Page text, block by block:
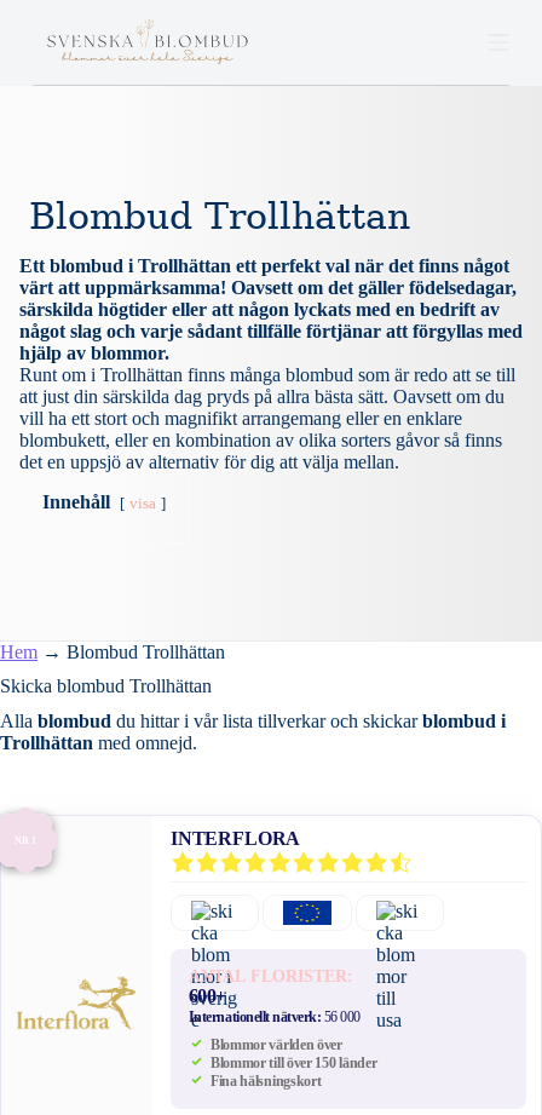
p
n
t
Blombud Trollhättan
Ett blombud i Trollhättan ett perfekt val när det finns något
värt att uppmärksamma! Oavsett om det gäller födelsedagar,
särskilda högtider eller att någon lyckats med en bedrift av
något slag och varje sådant tillfälle förtjänar att förgyllas med
hjälp av blommor.
Runt om i Trollhättan finns många blombud som är redo att se till
att just din särskilda dag pryds på allra bästa sätt. Oavsett om du
vill ha ett stort och magnifikt arrangemang eller en enklare
blombukett, eller en kombination av olika sorters gåvor så finns
det en uppsjö av alternativ för dig att välja mellan.
Innehåll
visa
Hem → Blombud Trollhättan
Skicka blombud Trollhättan
Alla blombud du hittar i vår lista tillverkar och skickarblombud i
Trollhättan med omnejd.
NR 1 INTERFLORA
ANTAL FLORISTER:
600+
Internationellt nätverk: 56 000
Blommor världen över
Blommor till över 150 länder
Fina hälsningskort